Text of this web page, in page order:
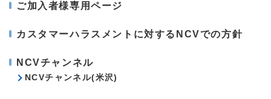
ご加入者様専用ページ
カスタマーハラスメントに対するNCVでの方針
NCVチャンネル
NCVチャンネル(米沢)